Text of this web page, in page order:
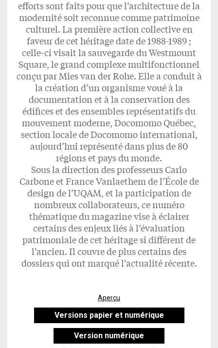
efforts sont faits pour que l’architecture de la
modernité soit reconnue comme patrimoine
culturel. La première action collective en
faveur de cet héritage date de 1988-1989 ;
celle-ci visait la sauvegarde du Westmount
Square, le grand complexe multifonctionnel
conçu par Mies van der Rohe. Elle a conduit à
la création d’un organisme voué à la
documentation et à la conservation des
édiﬁces et des ensembles représentatifs du
mouvement moderne, Docomomo Québec,
section locale de Docomomo international,
aujourd’hui représenté dans plus de 80
régions et pays du monde.
Sous la direction des professeurs Carlo
Carbone et France Vanlaethem de l’École de
design de l’UQAM, et la participation de
nombreux collaborateurs, ce numéro
thématique du magazine vise à éclairer
certains des enjeux liés à l’évaluation
patrimoniale de cet héritage si différent de
l’ancien. Il couvre de plus certains des
dossiers qui ont marqué l’actualité récente.
Aperçu
Versions papier et numérique
Version numérique